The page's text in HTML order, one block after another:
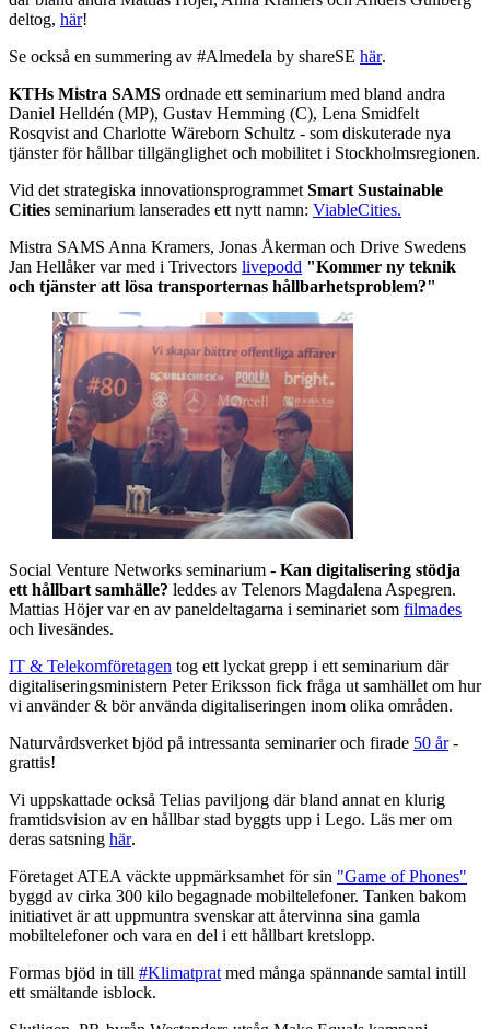
deltog, här!
Se också en summering av #Almedela by shareSE här.
KTHs Mistra SAMS ordnade ett seminarium med bland andra
Daniel Helldén (MP), Gustav Hemming (C), Lena Smidfelt
Rosqvist and Charlotte Wäreborn Schultz - som diskuterade nya
tjänster för hållbar tillgänglighet och mobilitet i Stockholmsregionen.
Vid det strategiska innovationsprogrammet Smart Sustainable
Cities seminarium lanserades ett nytt namn: ViableCities.
Mistra SAMS Anna Kramers, Jonas Åkerman och Drive Swedens
Jan Hellåker var med i Trivectors livepodd "Kommer ny teknik
och tjänster att lösa transporternas hållbarhetsproblem?"
Social Venture Networks seminarium - Kan digitalisering stödja
ett hållbart samhälle? leddes av Telenors Magdalena Aspegren.
Mattias Höjer var en av paneldeltagarna i seminariet som filmades
och livesändes.
IT & Telekomföretagen tog ett lyckat grepp i ett seminarium där
digitaliseringsministern Peter Eriksson fick fråga ut samhället om hur
vi använder & bör använda digitaliseringen inom olika områden.
Naturvårdsverket bjöd på intressanta seminarier och firade 50 år-
grattis!
Vi uppskattade också Telias paviljong där bland annat en klurig
framtidsvision av en hållbar stad byggts upp i Lego. Läs mer om
deras satsning här.
Företaget ATEA väckte uppmärksamhet för sin "Game of Phones"
byggd av cirka 300 kilo begagnade mobiltelefoner. Tanken bakom
initiativet är att uppmuntra svenskar att återvinna sina gamla
mobiltelefoner och vara en del i ett hållbart kretslopp.
Formas bjöd in till #Klimatprat med många spännande samtal intill
ett smältande isblock.